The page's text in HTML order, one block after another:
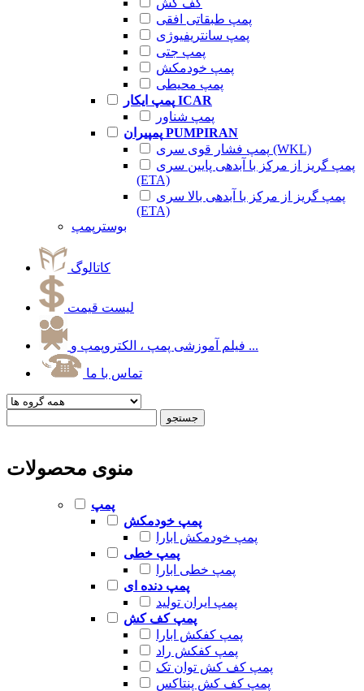
کف کش
پمپ طبقاتی افقی
پمپ سانتریفیوژی
پمپ جتی
پمپ خودمکش
پمپ محیطی
پمپ ایکار ICAR
پمپ شناور
پمپیران PUMPIRAN
پمپ فشار قوی سری (WKL)
پمپ گریز از مرکز با آبدهی پایین سری
(ETA)
پمپ گریز از مرکز با آبدهی بالا سری
(ETA)
بوسترپمپ
کاتالوگ
لیست قیمت
فیلم آموزشی پمپ ، الکتروپمپ و ...
تماس با ما
منوی محصولات
پمپ
پمپ خودمکش
پمپ خودمکش ابارا
پمپ خطی
پمپ خطی ابارا
پمپ دنده ای
پمپ ایران تولید
پمپ کف کش
پمپ کفکش ابارا
پمپ کفکش راد
پمپ کف کش توان تک
پمپ کف کش پنتاکس